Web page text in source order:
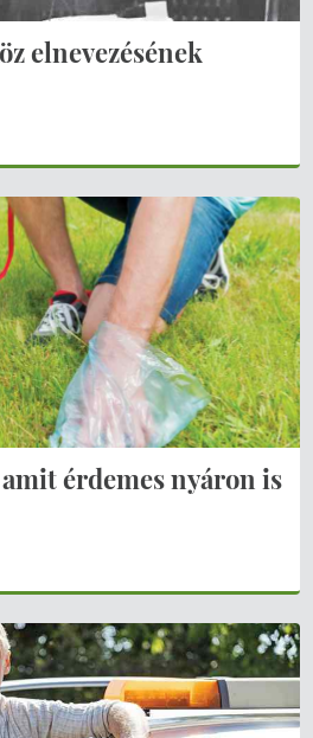
elnevezésének
érdemes nyáron is